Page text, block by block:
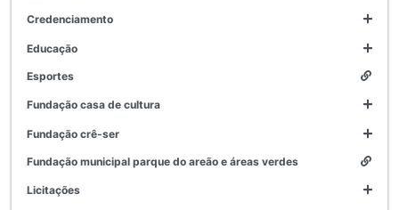
credenciamento
educação
esportes
fundação casa de cultura
fundação crê-ser
fundação municipal parque do areão e áreas verdes
licitações